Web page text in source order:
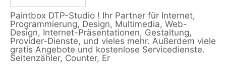
Paintbox DTP-Studio ! Ihr Partner für Internet,
Programmierung, Design, Multimedia, Web-
Design, Internet-Präsentationen, Gestaltung,
Provider-Dienste, und vieles mehr. Außerdem viele
gratis Angebote und kostenlose Servicedienste.
Seitenzähler, Counter, Er